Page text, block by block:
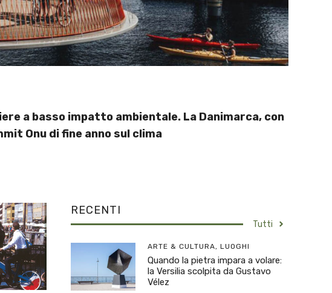
a basso impatto ambientale. La Danimarca, con
Onu di fine anno sul clima
RECENTI
Tutti
ARTE & CULTURA, LUOGHI
Quando la pietra impara a volare:
la Versilia scolpita da Gustavo
Vélez